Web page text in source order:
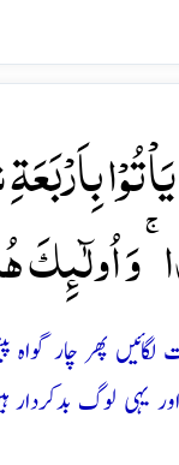
وَ اُولٰٓئِکَ
پھر چار
یہی لوگ بدکردار